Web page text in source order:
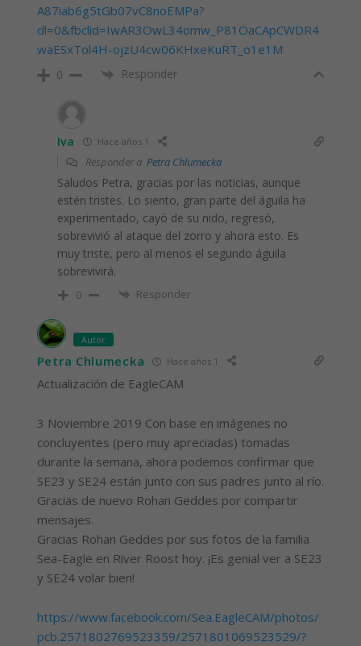
A87iab6g5tGb07vC8noEMPa?
dl=0&fbclid=IwAR3OwL34omw_P81OaCApCWDR4
waESxTol4H-ojzU4cw06KHxeKuRT_o1e1M
0 Responder
Iva Hace años 1
Responder a Petra Chlumecka
Saludos Petra, gracias por las noticias, aunque
estén tristes. Lo siento, gran parte del águila ha
experimentado, cayó de su nido, regresó,
sobrevivió al ataque del zorro y ahora esto. Es
muy triste, pero al menos el segundo águila
sobrevivirá.
0 Responder
Autor
Petra Chlumecka Hace años 1
Actualización de EagleCAM
3 Noviembre 2019 Con base en imágenes no
concluyentes (pero muy apreciadas) tomadas
durante la semana, ahora podemos confirmar que
SE23 y SE24 están junto con sus padres junto al río.
Gracias de nuevo Rohan Geddes por compartir
mensajes.
Gracias Rohan Geddes por sus fotos de la familia
Sea-Eagle en River Roost hoy. ¡Es genial ver a SE23
y SE24 volar bien!
https://www.facebook.com/Sea.EagleCAM/photos/
pcb.2571802769523359/2571801069523529/?